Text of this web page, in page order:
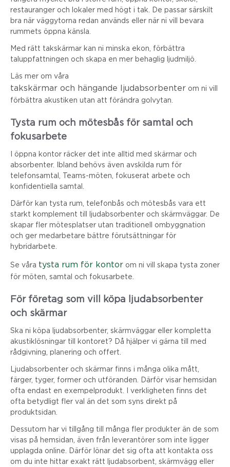
restauranger och lokaler med högt i tak. De passar särskilt
bra när väggytorna redan används eller när ni vill bevara
rummets öppna känsla.
Med rätt takskärmar kan ni minska ekon, förbättra
taluppfattningen och skapa en mer behaglig ljudmiljö.
Läs mer om våra
takskärmar och hängande ljudabsorbenter om ni vill
förbättra akustiken utan att förändra golvytan.
Tysta rum och mötesbås för samtal och
fokusarbete
I öppna kontor räcker det inte alltid med skärmar och
absorbenter. Ibland behövs även avskilda rum för
telefonsamtal, Teams-möten, fokuserat arbete och
konfidentiella samtal.
Därför kan tysta rum, telefonbås och mötesbås vara ett
starkt komplement till ljudabsorbenter och skärmväggar. De
skapar fler mötesplatser utan traditionell ombyggnation
och ger medarbetare bättre förutsättningar för
hybridarbete.
Se våra tysta rum för kontor om ni vill skapa tysta zoner
för möten, samtal och fokusarbete.
För företag som vill köpa ljudabsorbenter
och skärmar
Ska ni köpa ljudabsorbenter, skärmväggar eller kompletta
akustiklösningar till kontoret? Då hjälper vi gärna till med
rådgivning, planering och offert.
Ljudabsorbenter och skärmar finns i många olika mått,
färger, tyger, former och utföranden. Därför visar hemsidan
ofta endast en exempelprodukt. I verkligheten finns det
ofta betydligt fler val än det som syns direkt på
produktsidan.
Dessutom har vi tillgång till många fler produkter än de som
visas på hemsidan, även från leverantörer som inte ligger
upplagda online. Därför lönar det sig ofta att kontakta oss
om du inte hittar exakt rätt ljudabsorbent, skärmvägg eller